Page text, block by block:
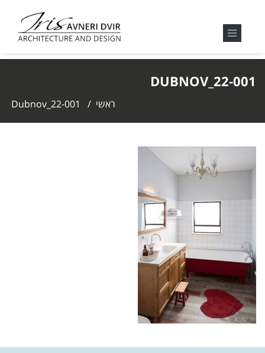
DUBNOV_22-001
ראשי /
Dubnov_22-001